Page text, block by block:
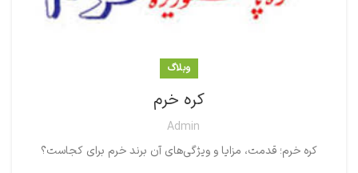
وبلاگ
کره خرم
Admin
کره خرم؛ قدمت، مزایا و ویژگی‌های آن برند خرم برای کجاست؟